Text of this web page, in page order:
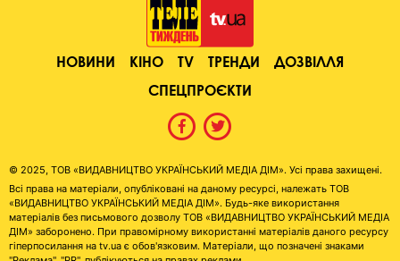
НОВИНИ КІНО TV ТРЕНДИ
ДОЗВІЛЛЯ
СПЕЦПРОЄКТИ
© 2025, ТОВ «ВИДАВНИЦТВО УКРАЇНСЬКИЙ МЕДІА ДІМ». Усі права захищені.
Всі права на матеріали, опубліковані на даному ресурсі, належать ТОВ
«ВИДАВНИЦТВО УКРАЇНСЬКИЙ МЕДІА ДІМ». Будь-яке використання
матеріалів без письмового дозволу ТОВ «ВИДАВНИЦТВО УКРАЇНСЬКИЙ МЕДІА
ДІМ» заборонено. При правомірному використанні матеріалів даного ресурсу
гіперпосилання на tv.ua є обов'язковим. Матеріали, що позначені знаками